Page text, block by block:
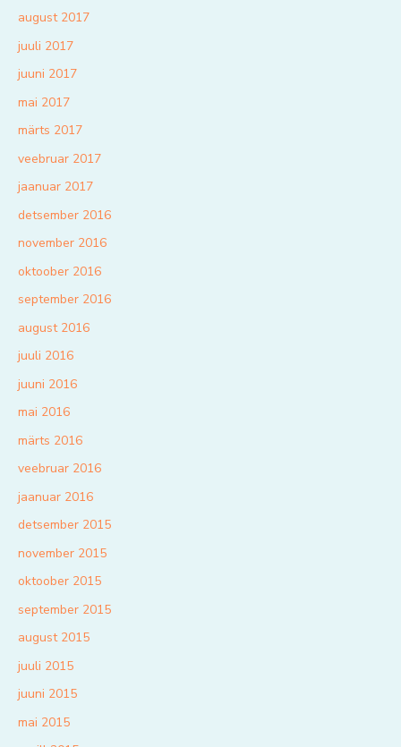
august 2017
juuli 2017
juuni 2017
mai 2017
märts 2017
veebruar 2017
jaanuar 2017
detsember 2016
november 2016
oktoober 2016
september 2016
august 2016
juuli 2016
juuni 2016
mai 2016
märts 2016
veebruar 2016
jaanuar 2016
detsember 2015
november 2015
oktoober 2015
september 2015
august 2015
juuli 2015
juuni 2015
mai 2015